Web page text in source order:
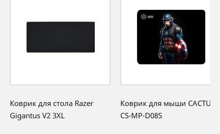
Коврик для стола Razer
Gigantus V2 3XL
Коврик для мыши CACTUS
CS-MP-D08S